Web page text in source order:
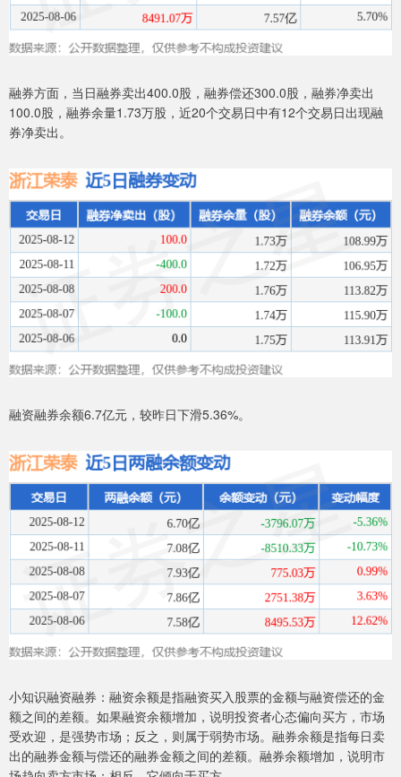
融券方面，当日融券卖出400.0股，融券偿还300.0股，融券净卖出
100.0股，融券余量1.73万股，近20个交易日中有12个交易日出现融
券净卖出。
融资融券余额6.7亿元，较昨日下滑5.36%。
小知识融资融券：融资余额是指融资买入股票的金额与融资偿还的金
额之间的差额。如果融资余额增加，说明投资者心态偏向买方，市场
受欢迎，是强势市场；反之，则属于弱势市场。融券余额是指每日卖
出的融券金额与偿还的融券金额之间的差额。融券余额增加，说明市